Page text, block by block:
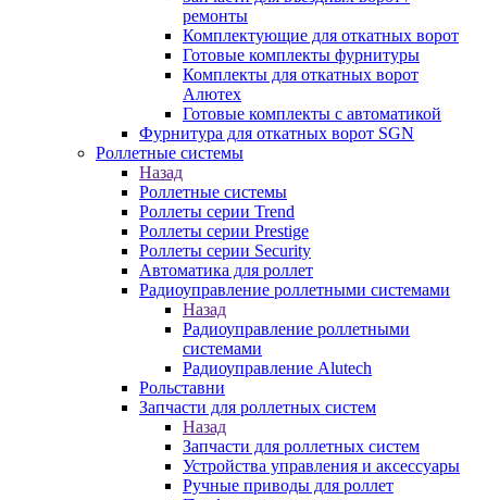
ремонты
Комплектующие для откатных ворот
Готовые комплекты фурнитуры
Комплекты для откатных ворот
Алютех
Готовые комплекты с автоматикой
Фурнитура для откатных ворот SGN
Роллетные системы
Назад
Роллетные системы
Роллеты серии Trend
Роллеты серии Prestige
Роллеты серии Security
Автоматика для роллет
Радиоуправление роллетными системами
Назад
Радиоуправление роллетными
системами
Радиоуправление Alutech
Рольставни
Запчасти для роллетных систем
Назад
Запчасти для роллетных систем
Устройства управления и аксессуары
Ручные приводы для роллет